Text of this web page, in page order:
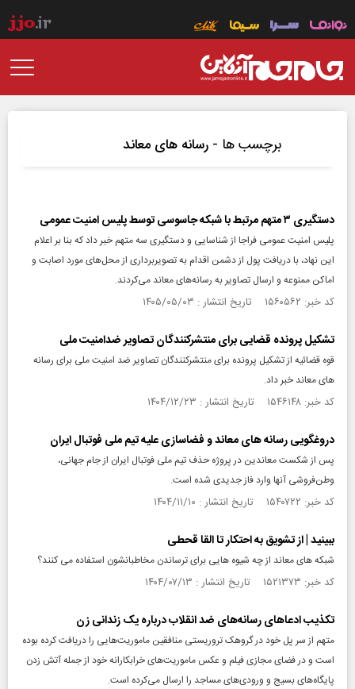
برچسب ها - رسانه های معاند
دستگیری ۳ متهم مرتبط با شبکه جاسوسی توسط پلیس امنیت عمومی
پلیس امنیت عمومی فراجا از شناسایی و دستگیری سه متهم خبر داد که بنا بر اعلام
این نهاد، با دریافت پول از دشمن اقدام به تصویربرداری از محل‌های مورد اصابت و
اماکن ممنوعه و ارسال تصاویر به رسانه‌های معاند می‌کردند.
کد خبر: ۱۵۶۰۵۶۲ تاریخ انتشار : ۱۴۰۵/۰۵/۰۳
تشکیل پرونده قضایی برای منتشرکنندگان تصاویر ضدامنیت ملی
قوه قضائیه از تشکیل پرونده برای منتشرکنندگان تصاویر ضد امنیت ملی برای رسانه
های معاند خبر داد.
کد خبر: ۱۵۴۶۱۴۸ تاریخ انتشار : ۱۴۰۴/۱۲/۲۳
دروغگویی رسانه‌ های معاند و فضاسازی علیه تیم ملی فوتبال ایران
پس از شکست معاندین در پروژه حذف تیم ملی فوتبال ایران از جام جهانی،
وطن‌فروشی آنها وارد فاز جدیدی شده است.
کد خبر: ۱۵۴۰۷۲۲ تاریخ انتشار : ۱۴۰۴/۱۱/۱۰
ببینید | از تشویق به احتکار تا القا قحطی
شبکه های معاند از چه شیوه هایی برای ترساندن مخاطبانشون استفاده می کنند؟
کد خبر: ۱۵۲۱۳۷۳ تاریخ انتشار : ۱۴۰۴/۰۷/۱۳
تکذیب ادعا‌های رسانه‌های ضد انقلاب درباره یک زندانی زن
متهم از سر پل خود در گروهک تروریستی منافقین ماموریت‌هایی را دریافت کرده بوده
است و در فضای مجازی فیلم و عکس ماموریت‌های خرابکارانه خود از جمله آتش زدن
پایگاه‌های بسیج و ورودی‌های مساجد را ارسال می‌کرده است.